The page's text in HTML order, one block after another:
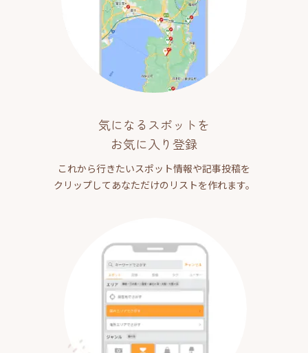
気になるスポットを
お気に入り登録
これから行きたいスポット情報や記事投稿を
クリップしてあなただけのリストを作れます。